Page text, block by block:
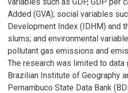
Added (GVA); social variables
Development Index (IDHM) and
slums; and environmental
pollutant gas emissions and
The research was limited to data
Brazilian Institute of Geography
Pernambuco State Data Bank